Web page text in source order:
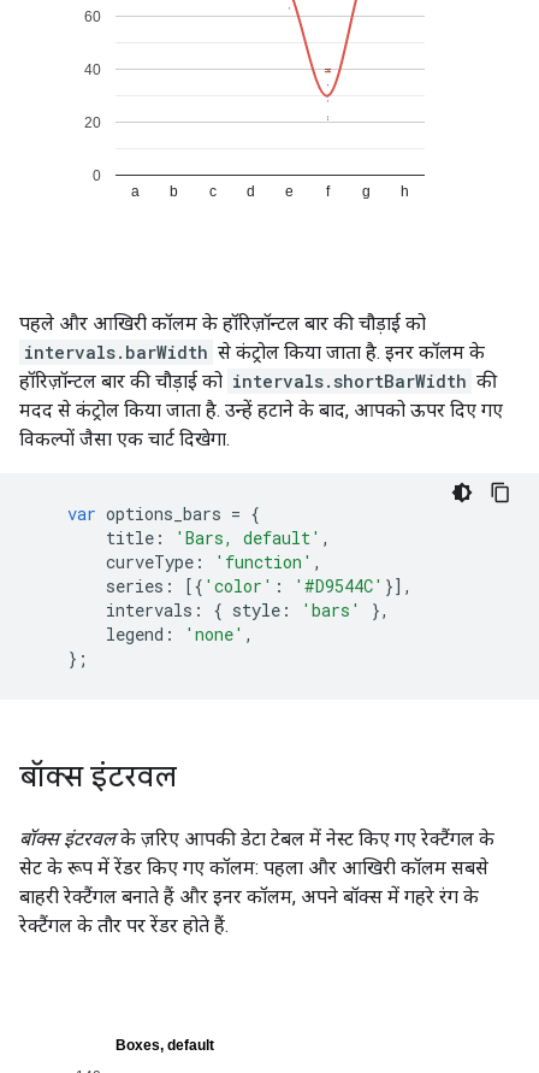
पहले और आखिरी कॉलम के हॉरिज़ॉन्टल बार की चौड़ाई को
intervals.barWidth से कंट्रोल किया जाता है. इनर कॉलम के
हॉरिज़ॉन्टल बार की चौड़ाई को intervals.shortBarWidth की
मदद से कंट्रोल किया जाता है. उन्हें हटाने के बाद, आपको ऊपर दिए गए
विकल्पों जैसा एक चार्ट दिखेगा.
var options_bars = {
title : 'Bars, default' ,
curveType : 'function' ,
series : [{ 'color' : '#D9544C' }],
intervals : { style : 'bars'
},
legend : 'none' ,
};
बॉक्स इंटरवल
बॉक्स इंटरवलके ज़रिए आपकी डेटा टेबल में नेस्ट किए गए रेक्टैंगल के
सेट के रूप में रेंडर किए गए कॉलम: पहला और आखिरी कॉलम सबसे
बाहरी रेक्टैंगल बनाते हैं और इनर कॉलम, अपने बॉक्स में गहरे रंग के
रेक्टैंगल के तौर पर रेंडर होते हैं.